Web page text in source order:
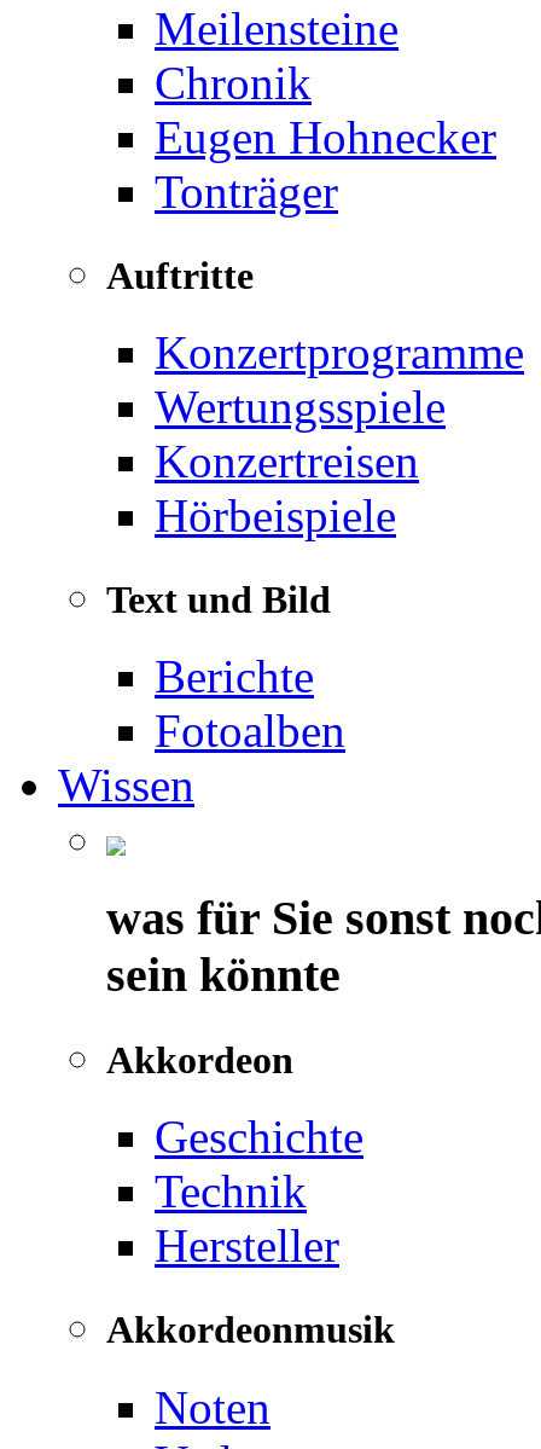
Meilensteine
Chronik
Eugen Hohnecker
Tonträger
Auftritte
Konzertprogramme
Wertungsspiele
Konzertreisen
Hörbeispiele
Text und Bild
Berichte
Fotoalben
Wissen
was für Sie sonst
sein könnte
Akkordeon
Geschichte
Technik
Hersteller
Akkordeonmusik
Noten